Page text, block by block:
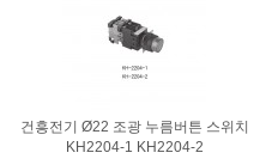
건흥전기 Ø22 조광 누름버튼 스위치
KH2204-1 KH2204-2